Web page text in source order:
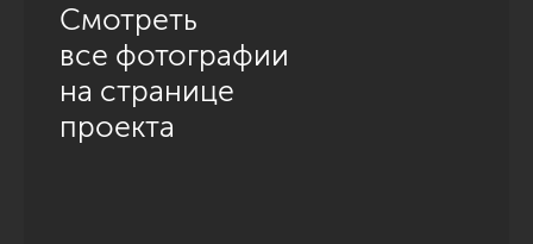
Смотреть
все фотографии
на странице
проекта